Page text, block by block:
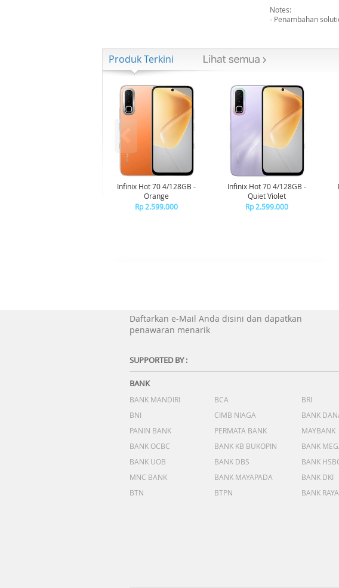
Notes:
- Penambahan
Produk Terkini
Infinix Hot 70 4/128GB -
Orange
Rp 2.599.000
Infinix Hot 70 4/128GB -
Quiet Violet
Rp 2.599.000
Daftarkan e-Mail Anda disini dan dapatkan
penawaran menarik
SUPPORTED BY :
BANK
BANK MANDIRI BCA
BRI
BNI
CIMB NIAGA
BANK
PANIN BANK
PERMATA BANK
MAYBANK
BANK OCBC
BANK KB BUKOPIN
BANK
BANK UOB
BANK DBS
BANK
MNC BANK
BANK MAYAPADA
BANK DKI
BTN
BTPN BANK RAYA